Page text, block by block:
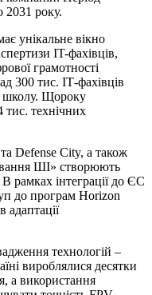
2031 року.
унікальне вікно
IT-фахівців,
грамотності
300 тис. ІТ-фахівців
школу. Щороку
тис. технічних
Defense City, а також
ШІ» створюють
рамках інтеграції до ЄС
до програм Horizon
адаптації
технологій –
вироблялися десятки
а використання